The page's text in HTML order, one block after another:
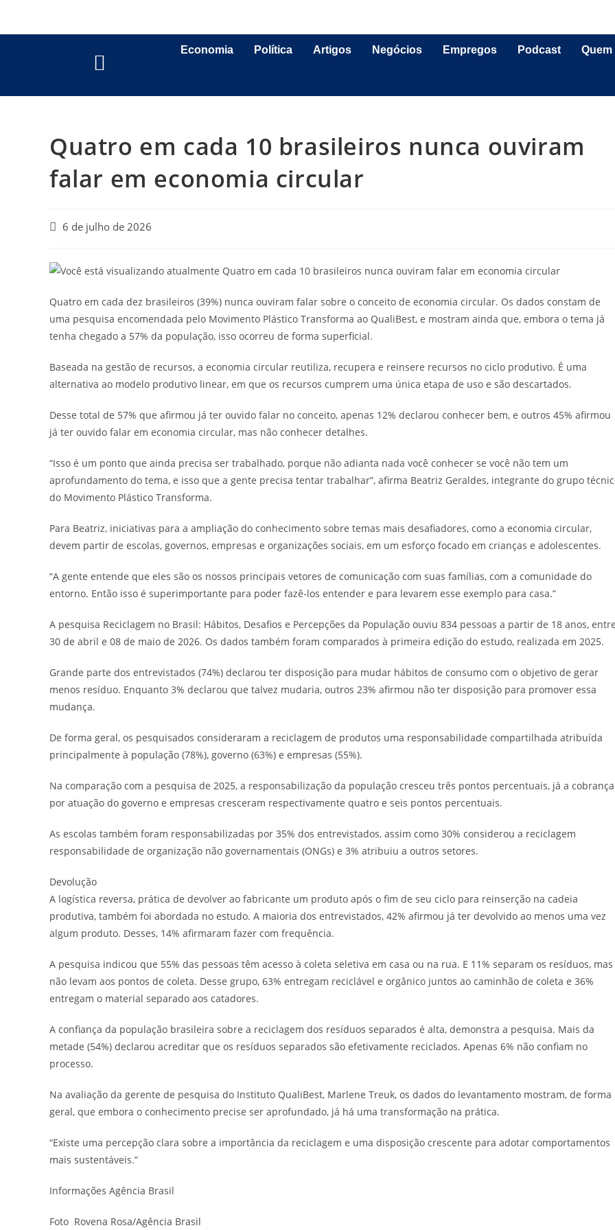
Economia Política Artigos Negócios Empregos Podcast
Quatro em cada 10 brasileiros nunca ouviram
falar em economia circular
6 de julho de 2026
Quatro em cada dez brasileiros (39%) nunca ouviram falar sobre o conceito de economia circular. Os dados constam de
uma pesquisa encomendada pelo Movimento Plástico Transforma ao QualiBest, e mostram ainda que, embora o tema já
tenha chegado a 57% da população, isso ocorreu de forma superficial.
Baseada na gestão de recursos, a economia circular reutiliza, recupera e reinsere recursos no ciclo produtivo. É uma
alternativa ao modelo produtivo linear, em que os recursos cumprem uma única etapa de uso e são descartados.
Desse total de 57% que afirmou já ter ouvido falar no conceito, apenas 12% declarou conhecer bem, e outros 45% afirmou
já ter ouvido falar em economia circular, mas não conhecer detalhes.
“Isso é um ponto que ainda precisa ser trabalhado, porque não adianta nada você conhecer se você não tem um
aprofundamento do tema, e isso que a gente precisa tentar trabalhar”, afirma Beatriz Geraldes, integrante do grupo
do Movimento Plástico Transforma.
Para Beatriz, iniciativas para a ampliação do conhecimento sobre temas mais desafiadores, como a economia circular,
devem partir de escolas, governos, empresas e organizações sociais, em um esforço focado em crianças e adolescentes.
“A gente entende que eles são os nossos principais vetores de comunicação com suas famílias, com a comunidade do
entorno. Então isso é superimportante para poder fazê-los entender e para levarem esse exemplo para casa.”
A pesquisa Reciclagem no Brasil: Hábitos, Desafios e Percepções da População ouviu 834 pessoas a partir de 18 anos,
30 de abril e 08 de maio de 2026. Os dados também foram comparados à primeira edição do estudo, realizada em 2025.
Grande parte dos entrevistados (74%) declarou ter disposição para mudar hábitos de consumo com o objetivo de gerar
menos resíduo. Enquanto 3% declarou que talvez mudaria, outros 23% afirmou não ter disposição para promover essa
mudança.
De forma geral, os pesquisados consideraram a reciclagem de produtos uma responsabilidade compartilhada atribuída
principalmente à população (78%), governo (63%) e empresas (55%).
Na comparação com a pesquisa de 2025, a responsabilização da população cresceu três pontos percentuais, já a cobrança
por atuação do governo e empresas cresceram respectivamente quatro e seis pontos percentuais.
As escolas também foram responsabilizadas por 35% dos entrevistados, assim como 30% considerou a reciclagem
responsabilidade de organização não governamentais (ONGs) e 3% atribuiu a outros setores.
Devolução
A logística reversa, prática de devolver ao fabricante um produto após o fim de seu ciclo para reinserção na cadeia
produtiva, também foi abordada no estudo. A maioria dos entrevistados, 42% afirmou já ter devolvido ao menos uma vez
algum produto. Desses, 14% afirmaram fazer com frequência.
A pesquisa indicou que 55% das pessoas têm acesso à coleta seletiva em casa ou na rua. E 11% separam os resíduos, mas
não levam aos pontos de coleta. Desse grupo, 63% entregam reciclável e orgânico juntos ao caminhão de coleta e 36%
entregam o material separado aos catadores.
A confiança da população brasileira sobre a reciclagem dos resíduos separados é alta, demonstra a pesquisa. Mais da
metade (54%) declarou acreditar que os resíduos separados são efetivamente reciclados. Apenas 6% não confiam no
processo.
Na avaliação da gerente de pesquisa do Instituto QualiBest, Marlene Treuk, os dados do levantamento mostram, de forma
geral, que embora o conhecimento precise ser aprofundado, já há uma transformação na prática.
“Existe uma percepção clara sobre a importância da reciclagem e uma disposição crescente para adotar comportamentos
mais sustentáveis.”
Informações Agência Brasil
Foto Rovena Rosa/Agência Brasil